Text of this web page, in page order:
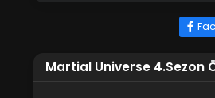
Martial Universe 4.Sezon